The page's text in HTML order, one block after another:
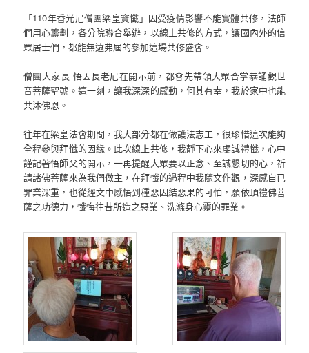
「110年香光尼僧團梁皇寶懺」因受疫情影響不能實體共修，法師
們用心籌劃，各分院聯合舉辦，以線上共修的方式，讓國內外的信
眾居士們，都能無遠弗屆的參加這場共修盛會。
僧團大家長 悟因長老尼在開示前，都會先帶領大眾合掌恭誦觀世
音菩薩聖號。這一刻，讓我深深的感動，何其有幸，我於家中也能
共沐佛恩。
往年在梁皇法會期間，我大部分都在做護法志工，很珍惜這次能夠
全程參與拜懺的因緣。此次線上共修，我靜下心來虔誠禮懺，心中
謹記著悟師父的開示，一再提醒大眾要以正念、至誠懇切的心，祈
請諸佛菩薩來為我們做主，在拜懺的過程中我隨文作觀，深感自已
罪業深重，也從經文中感悟到種惡因結惡果的可怕，願依頂禮佛菩
薩之功德力，懺悔往昔所造之惡業、洗滌身心靈的罪業。